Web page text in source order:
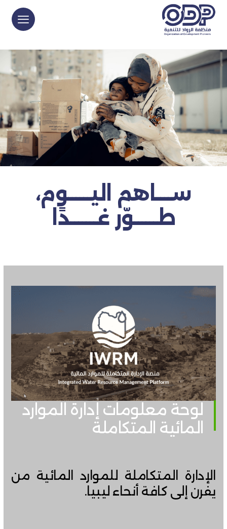
ســــاهم اليــــــوم،
طــــــوّر غـــــــدًا
لوحة معلومات إدارة الموارد
المائية المتكاملة
الإدارة المتكاملة للموارد المائية من
يفرن إلى كافة أنحاء ليبيا.